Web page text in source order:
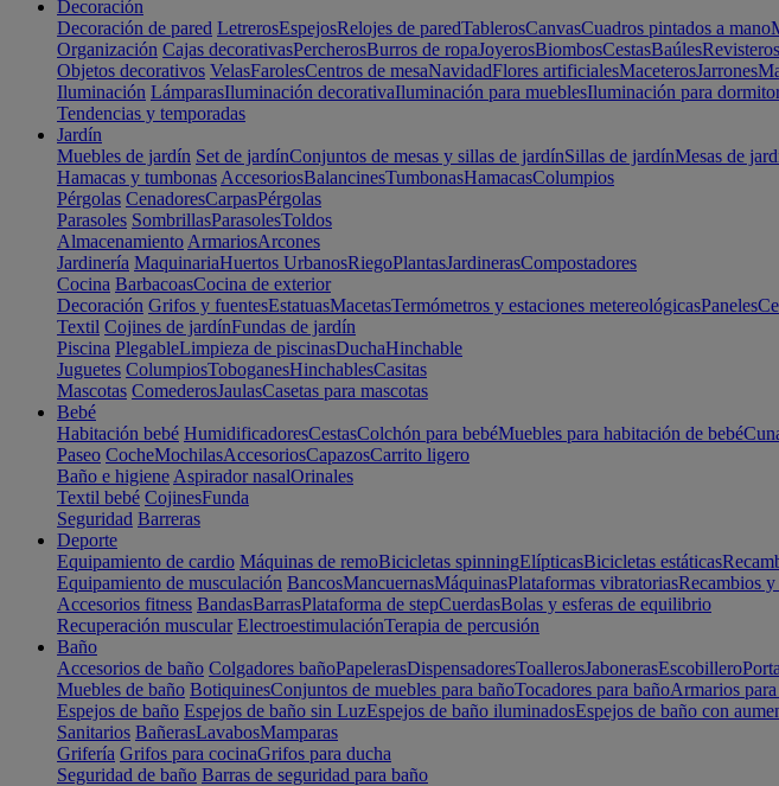
Decoración
Decoración de pared LetrerosEspejosRelojes de paredTablerosCanvasCuadros pintados a mano
Organización Cajas decorativasPercherosBurros de ropaJoyerosBiombosCestasBaúlesRevisteros
Objetos decorativos VelasFarolesCentros de mesaNavidadFlores artificialesMaceterosJarrones
Iluminación LámparasIluminación decorativaIluminación para mueblesIluminación para
Tendencias y temporadas
Jardín
Muebles de jardín Set de jardínConjuntos de mesas y sillas de jardínSillas de jardínMesas de
Hamacas y tumbonas AccesoriosBalancinesTumbonasHamacasColumpios
Pérgolas CenadoresCarpasPérgolas
Parasoles SombrillasParasolesToldos
Almacenamiento ArmariosArcones
Jardinería MaquinariaHuertos UrbanosRiegoPlantasJardinerasCompostadores
Cocina BarbacoasCocina de exterior
Decoración Grifos y fuentesEstatuasMacetasTermómetros y estaciones metereológicasPaneles
Textil Cojines de jardínFundas de jardín
Piscina PlegableLimpieza de piscinasDuchaHinchable
Juguetes ColumpiosToboganesHinchablesCasitas
Mascotas ComederosJaulasCasetas para mascotas
Bebé
Habitación bebé HumidificadoresCestasColchón para bebéMuebles para habitación de bebé
Paseo CocheMochilasAccesoriosCapazosCarrito ligero
Baño e higiene Aspirador nasalOrinales
Textil bebé CojinesFunda
Seguridad Barreras
Deporte
Equipamiento de cardio Máquinas de remoBicicletas spinningElípticasBicicletas estáticas
Equipamiento de musculación BancosMancuernasMáquinasPlataformas vibratoriasRecambios
Accesorios fitness BandasBarrasPlataforma de stepCuerdasBolas y esferas de equilibrio
Recuperación muscular ElectroestimulaciónTerapia de percusión
Baño
Accesorios de baño Colgadores bañoPapelerasDispensadoresToallerosJabonerasEscobillero
Muebles de baño BotiquinesConjuntos de muebles para bañoTocadores para bañoArmarios
Espejos de baño Espejos de baño sin LuzEspejos de baño iluminadosEspejos de baño con
Sanitarios BañerasLavabosMamparas
Grifería Grifos para cocinaGrifos para ducha
Seguridad de baño Barras de seguridad para baño